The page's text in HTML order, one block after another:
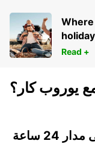
Read +
يوروب كار؟
ساعة